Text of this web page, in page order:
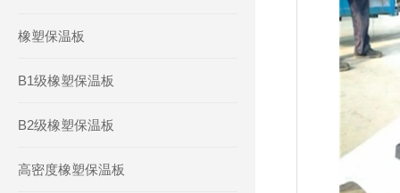
橡塑保温板
B1级橡塑保温板
B2级橡塑保温板
高密度橡塑保温板